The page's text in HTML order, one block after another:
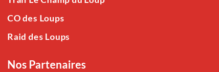
CO des Loups
Raid des Loups
Nos Partenaires